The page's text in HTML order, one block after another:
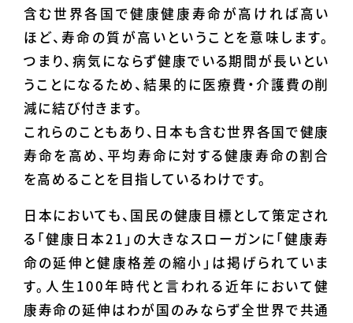
含む世界各国で健康健康寿命が高ければ高い
ほど、寿命の質が高いということを意味します。
つまり、病気にならず健康でいる期間が長いとい
うことになるため、結果的に医療費・介護費の削
減に結び付きます。
これらのこともあり、日本も含む世界各国で健康
寿命を高め、平均寿命に対する健康寿命の割合
を高めることを目指しているわけです。
日本においても、国民の健康目標として策定され
る「健康日本21」の大きなスローガンに「健康寿
命の延伸と健康格差の縮小」は掲げられていま
す。人生100年時代と言われる近年において健
康寿命の延伸はわが国のみならず全世界で共通